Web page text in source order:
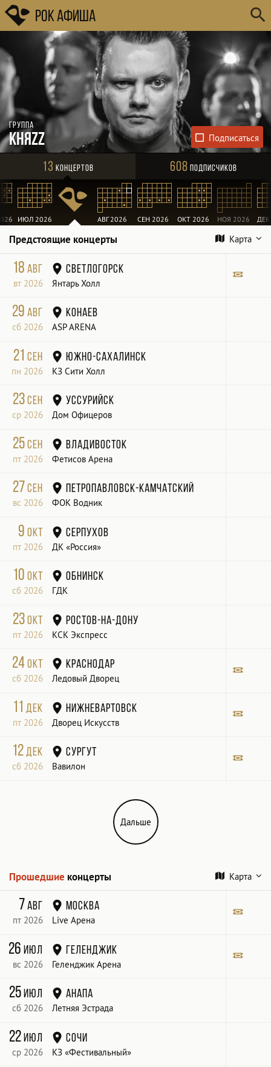
Рок Афиша
Группа
КняZz
13 Концертов 608 Подписчиков
ИЮЛ 2026 АВГ 2026 СЕН 2026 ОКТ 2026 НОЯ 2026
Предстоящие концерты Карта
18авг
вт 2026
Светлогорск
Янтарь Холл
29авг
сб 2026
Конаев
ASP ARENA
21сен
пн 2026
Южно-Сахалинск
КЗ Сити Холл
23сен
ср 2026
Уссурийск
Дом Офицеров
25сен
пт 2026
Владивосток
Фетисов Арена
27сен
вс 2026
Петропавловск-Камчатский
ФОК Водник
9окт
пт 2026
Серпухов
ДК «Россия»
10окт
сб 2026
Обнинск
ГДК
23окт
пт 2026
Ростов-на-Дону
КСК Экспресс
24окт
сб 2026
Краснодар
Ледовый Дворец
11дек
пт 2026
Нижневартовск
Дворец Искусств
12дек
сб 2026
Сургут
Вавилон
Дальше
Прошедшие концерты Карта
7авг
пт 2026
Москва
Live Арена
26июл
вс 2026
Геленджик
Геленджик Арена
25июл
сб 2026
Анапа
Летняя Эстрада
22июл
ср 2026
Сочи
КЗ «Фестивальный»